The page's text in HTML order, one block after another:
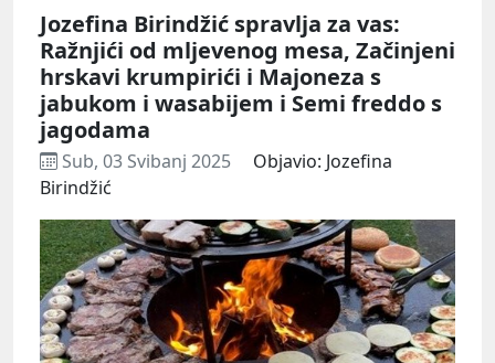
Jozefina Birindžić spravlja za vas:
Ražnjići od mljevenog mesa, Začinjeni
hrskavi krumpirići i Majoneza s
jabukom i wasabijem i Semi freddo s
jagodama
Sub, 03 Svibanj 2025
Objavio: Jozefina
Birindžić